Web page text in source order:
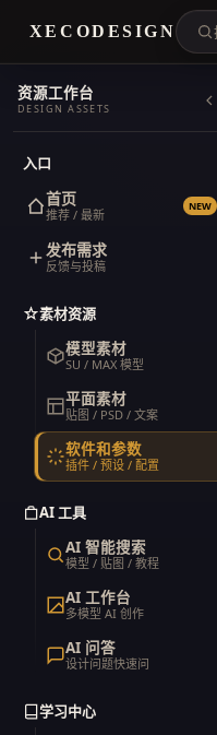
XECODESIGN
资源工作台
DESIGN ASSETS
入口
首页
推荐 / 最新
NEW
发布需求
反馈与投稿
素材资源
模型素材
SU / MAX 模型
平面素材
贴图 / PSD / 文案
软件和参数
插件 / 预设 / 配置
AI 工具
AI 智能搜索
模型 / 贴图 / 教程
AI 工作台
多模型 AI 创作
AI 问答
设计问题快速问
学习中心